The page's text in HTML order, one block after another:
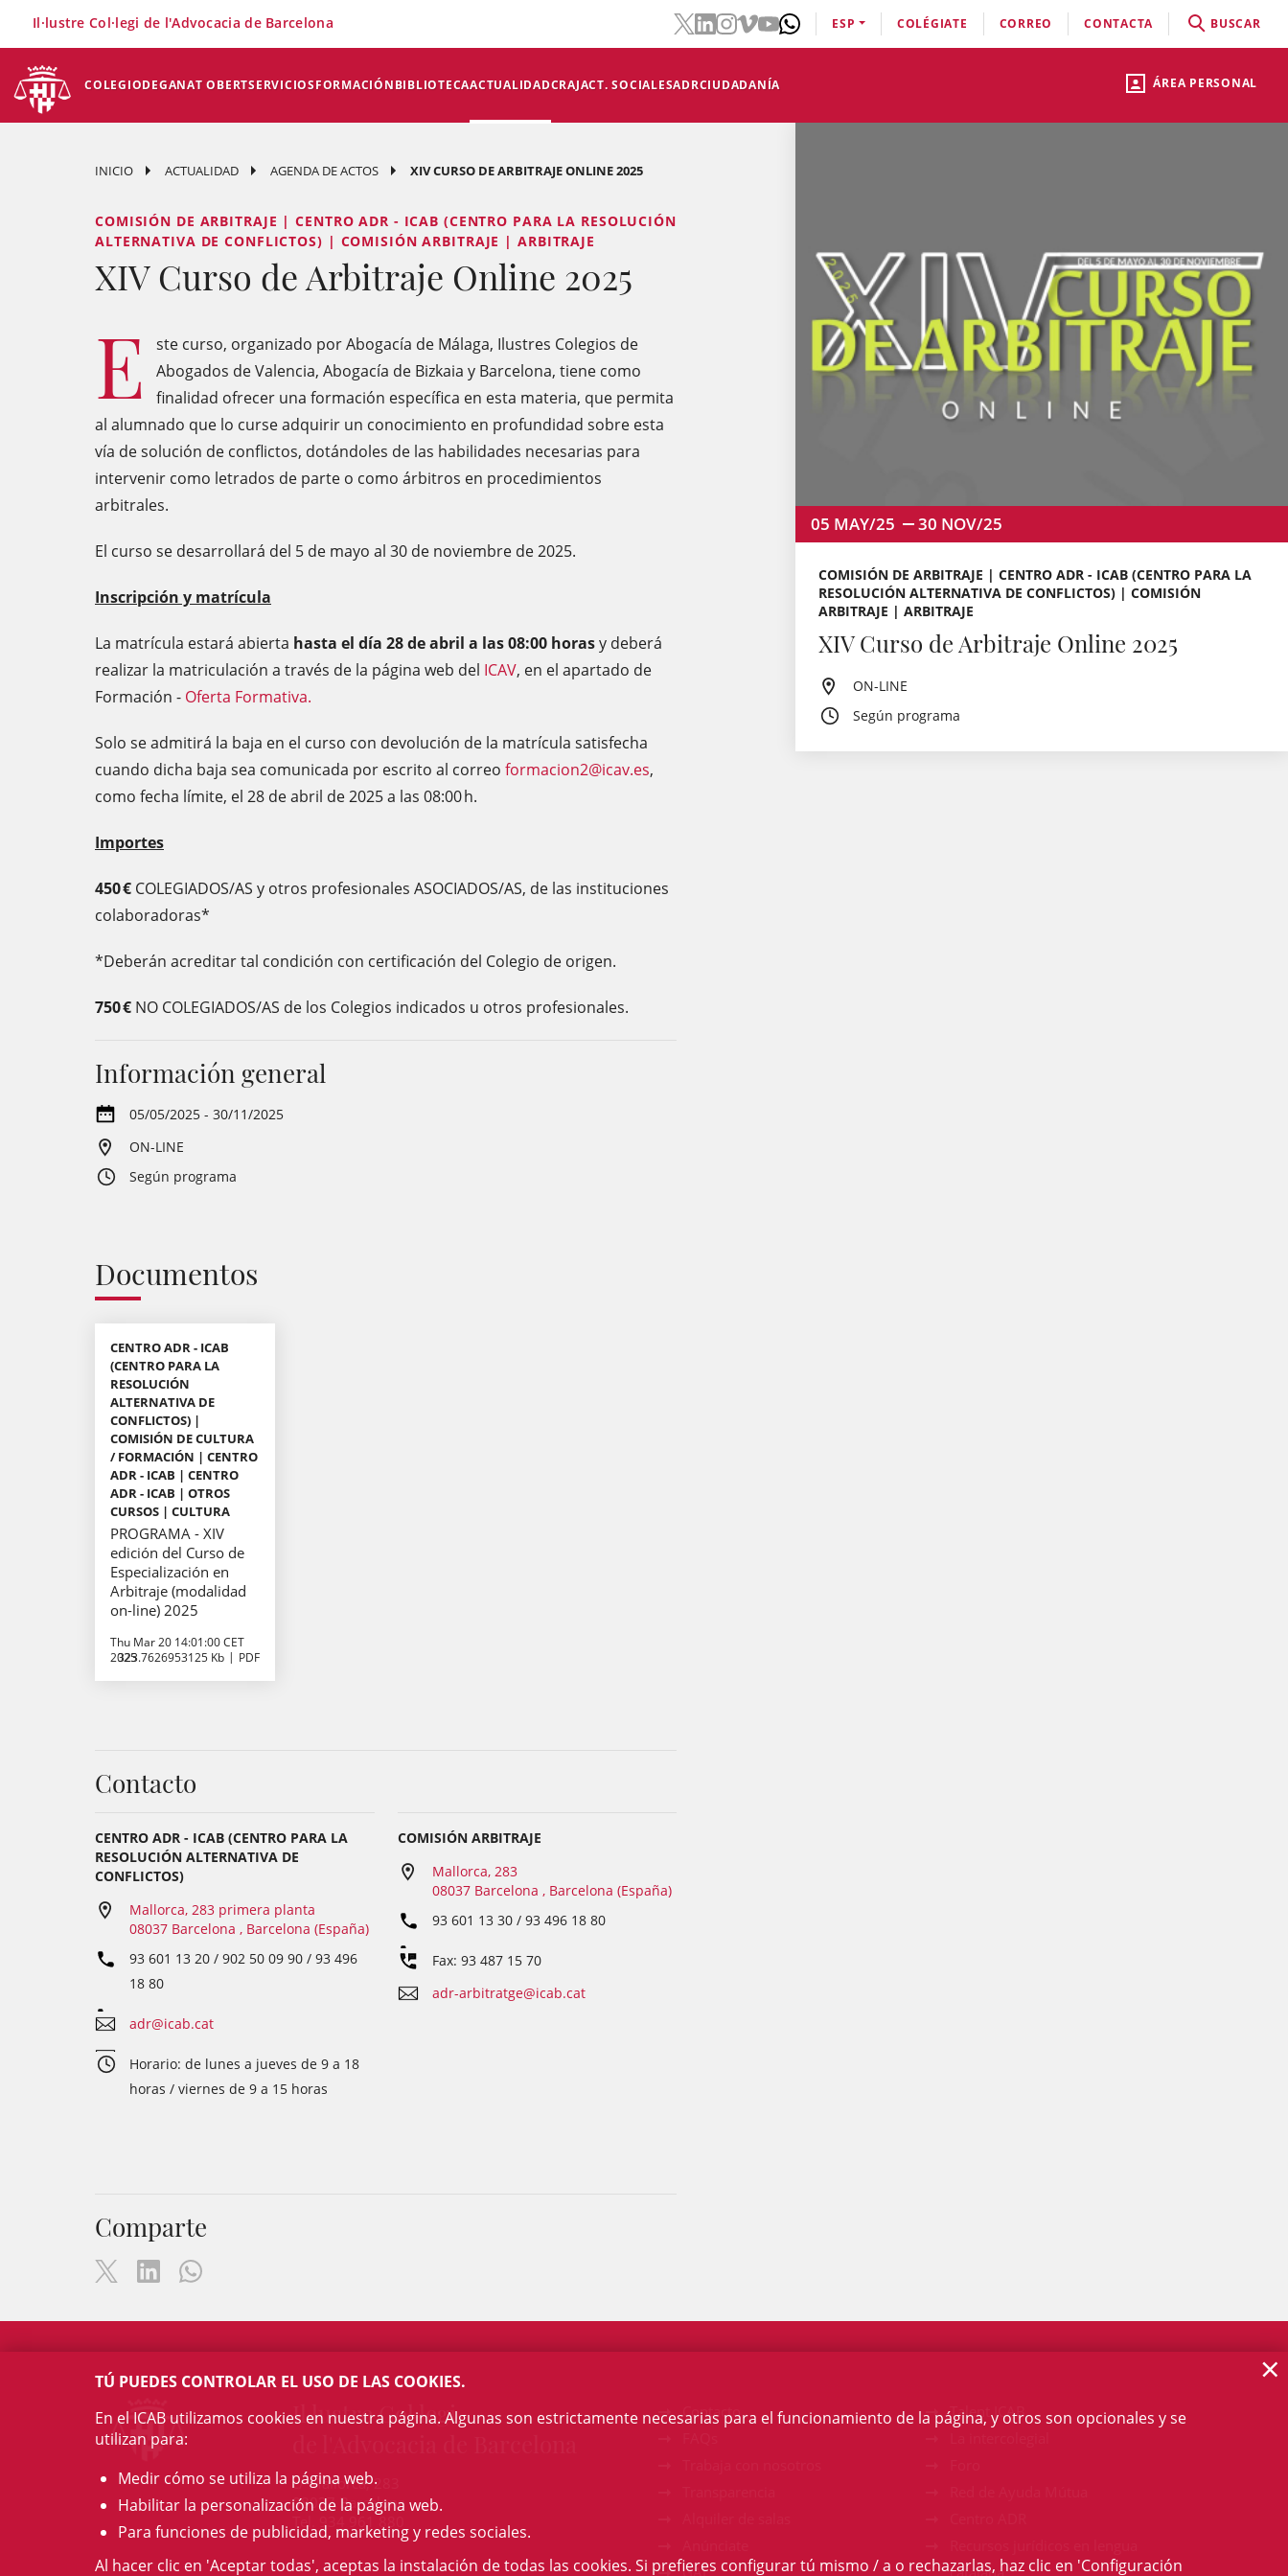
ÁREA PERSONAL
COLEGIODEGANAT OBERTSERVICIOSFORMACIÓNBIBLIOTECAACTUALIDADCRAJACT. SOCIALESADRCIUDADANÍA
Il·lustre Col·legi de l'Advocacia de Barcelona ESP COLÉGIATE CORREO CONTACTA BUSCAR
INICIO ACTUALIDAD AGENDA DE ACTOS XIV CURSO DE ARBITRAJE ONLINE 2025
COMISIÓN DE ARBITRAJE | CENTRO ADR - ICAB (CENTRO PARA LA RESOLUCIÓN
ALTERNATIVA DE CONFLICTOS) | COMISIÓN ARBITRAJE | ARBITRAJE
XIV Curso de Arbitraje Online 2025
E
ste curso, organizado por Abogacía de Málaga, Ilustres Colegios de
Abogados de Valencia, Abogacía de Bizkaia y Barcelona, tiene como
finalidad ofrecer una formación específica en esta materia, que permita
al alumnado que lo curse adquirir un conocimiento en profundidad sobre esta
vía de solución de conflictos, dotándoles de las habilidades necesarias para
intervenir como letrados de parte o como árbitros en procedimientos
arbitrales.
El curso se desarrollará del 5 de mayo al 30 de noviembre de 2025.
Inscripción y matrícula
La matrícula estará abierta hasta el día 28 de abril a las 08:00 horasy deberá
realizar la matriculación a través de la página web del ICAV, en el apartado de
Formación - Oferta Formativa.
Solo se admitirá la baja en el curso con devolución de la matrícula satisfecha
cuando dicha baja sea comunicada por escrito al correo formacion2@icav.es,
como fecha límite, el 28 de abril de 2025 a las 08:00 h.
Importes
450 € COLEGIADOS/AS y otros profesionales ASOCIADOS/AS, de las instituciones
colaboradoras*
*Deberán acreditar tal condición con certificación del Colegio de origen.
750 € NO COLEGIADOS/AS de los Colegios indicados u otros profesionales.
05 MAY/25 30 NOV/25
COMISIÓN DE ARBITRAJE | CENTRO ADR - ICAB (CENTRO PARA LA
RESOLUCIÓN ALTERNATIVA DE CONFLICTOS) | COMISIÓN
ARBITRAJE | ARBITRAJE
XIV Curso de Arbitraje Online 2025
ON-LINE
Según programa
Información general
05/05/2025 - 30/11/2025
ON-LINE
Según programa
Documentos
CENTRO ADR - ICAB
(CENTRO PARA LA
RESOLUCIÓN
ALTERNATIVA DE
CONFLICTOS) |
COMISIÓN DE CULTURA
/ FORMACIÓN | CENTRO
ADR - ICAB | CENTRO
ADR - ICAB | OTROS
CURSOS | CULTURA
PROGRAMA - XIV
edición del Curso de
Especialización en
Arbitraje (modalidad
on-line) 2025
Thu Mar 20 14:01:00 CET
2025
323.7626953125 Kb PDF
Contacto
CENTRO ADR - ICAB (CENTRO PARA LA
RESOLUCIÓN ALTERNATIVA DE
CONFLICTOS)
Mallorca, 283 primera planta
08037 Barcelona , Barcelona (España)
93 601 13 20 / 902 50 09 90 / 93 496
18 80
adr@icab.cat
Horario: de lunes a jueves de 9 a 18
horas / viernes de 9 a 15 horas
COMISIÓN ARBITRAJE
Mallorca, 283
08037 Barcelona , Barcelona (España)
93 601 13 30 / 93 496 18 80
Fax: 93 487 15 70
adr-arbitratge@icab.cat
Comparte
Il·lustre Col·legi
c/ Mallorca, 283
08037 Barcelona
Tel. 934 961 880
Contacto
GAJ
Talent ICAB
catalana
TÚ PUEDES CONTROLAR EL USO DE LAS COOKIES.
En el ICAB utilizamos cookies en nuestra página. Algunas son estrictamente necesarias para el funcionamiento de la página, y otros son opcionales y se
utilizan para:
Medir cómo se utiliza la página web.
Habilitar la personalización de la página web.
Para funciones de publicidad, marketing y redes sociales.
Al hacer clic en 'Aceptar todas', aceptas la instalación de todas las cookies. Si prefieres configurar tú mismo / a o rechazarlas, haz clic en 'Configuración
×